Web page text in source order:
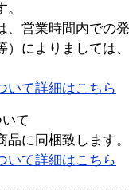
、営業時間内での
）によりましては
いて詳細はこちら
て
品に同梱致します。
いて詳細はこちら